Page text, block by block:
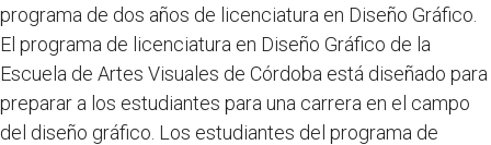
programa de dos años de licenciatura en Diseño Gráfico.
El programa de licenciatura en Diseño Gráfico de la
Escuela de Artes Visuales de Córdoba está diseñado para
preparar a los estudiantes para una carrera en el campo
del diseño gráfico. Los estudiantes del programa de